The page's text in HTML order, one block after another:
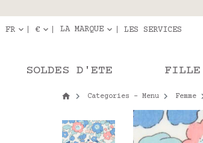
FR € LA MARQUE LES SERVICES
SOLDES D'ETE FILLE
Categories - Menu Femme